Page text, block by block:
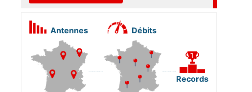
Antennes Débits
Records